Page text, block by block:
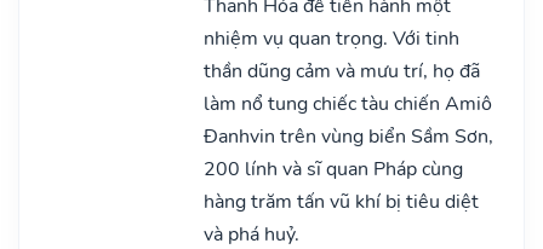
Thanh Hóa để tiến hành một
nhiệm vụ quan trọng. Với tinh
thần dũng cảm và mưu trí, họ đã
làm nổ tung chiếc tàu chiến Amiô
Đanhvin trên vùng biển Sầm Sơn,
200 lính và sĩ quan Pháp cùng
hàng trăm tấn vũ khí bị tiêu diệt
và phá huỷ.